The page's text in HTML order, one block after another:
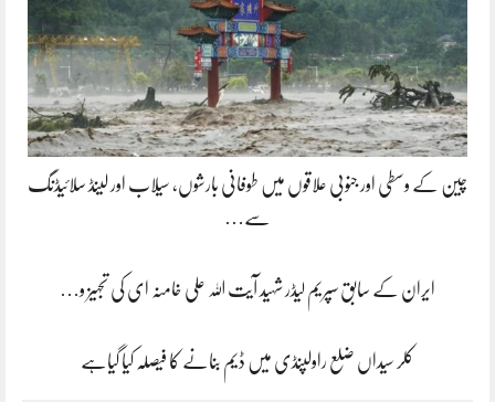
چین کے وسطی اور جنوبی علاقوں میں طوفانی بارشوں، سیلاب اور لینڈ سلائیڈنگ
سے…
ایران کے سابق سپریم لیڈر شہید آیت اللہ علی خامنہ ای کی تجہیز و…
کلر سیداں ضلع راولپنڈی میں ڈیم بنانے کا فیصلہ کیا گیاہے